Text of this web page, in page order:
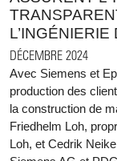
DÉCEMBRE 2024
Avec Siemens et
production des
la construction de
Friedhelm Loh,
Loh, et Cedrik